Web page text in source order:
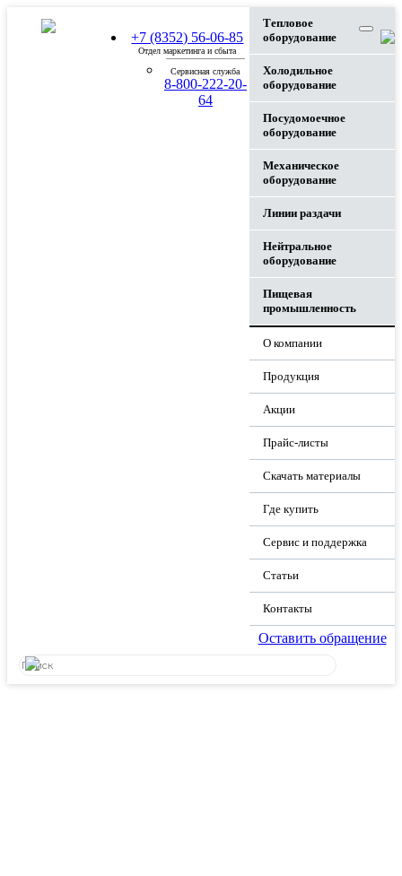
+7 (8352) 56-06-85
Отдел маркетинга и сбыта
Сервисная служба
8-800-222-20-
64
Тепловое
оборудование
Холодильное
оборудование
Посудомоечное
оборудование
Механическое
оборудование
Линии раздачи
Нейтральное
оборудование
Пищевая
промышленность
О компании
Продукция
Акции
Прайс-листы
Скачать материалы
Где купить
Сервис и поддержка
Статьи
Контакты
Оставить обращение